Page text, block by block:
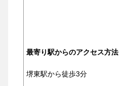
最寄り駅からのアクセス方法
堺東駅から徒歩3分